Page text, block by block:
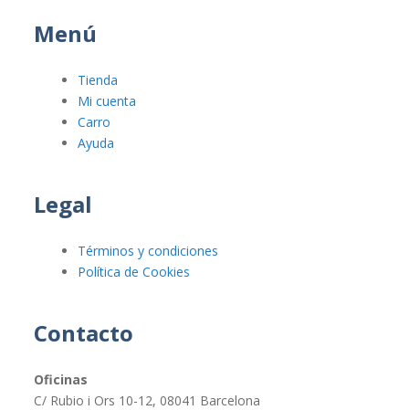
Menú
Tienda
Mi cuenta
Carro
Ayuda
Legal
Términos y condiciones
Política de Cookies
Contacto
Oficinas
C/ Rubio i Ors 10-12, 08041 Barcelona